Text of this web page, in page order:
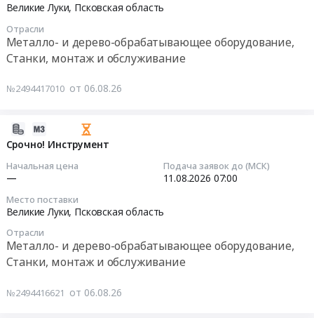
Великие Луки, Псковская область
Отрасли
Металло- и дерево-обрабатывающее оборудование,
Станки, монтаж и обслуживание
№2494417010 от 06.08.26
Срочно! Инструмент
Начальная цена
—
Подача заявок до (МСК)
11.08.2026 07:00
Место поставки
Великие Луки, Псковская область
Отрасли
Металло- и дерево-обрабатывающее оборудование,
Станки, монтаж и обслуживание
№2494416621 от 06.08.26